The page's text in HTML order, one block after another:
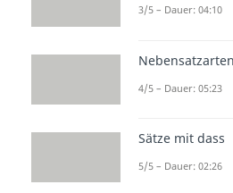
Wie fragt
passiert. Du
Was
beschreibt
3/5 – Dauer: 04:10
Nebensatzarten
4/5 – Dauer: 05:23
Sätze mit dass
5/5 – Dauer: 02:26